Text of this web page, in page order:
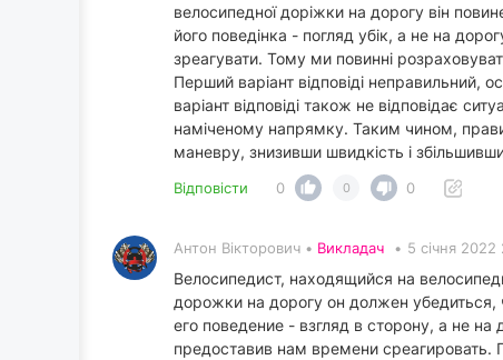
велосипедної доріжки на дорогу він
його поведінка - погляд убік, а не на
зреагувати. Тому ми повинні
Перший варіант відповіді неправильний,
варіант відповіді також не відповідає
наміченому напрямку. Таким чином,
маневру, знизивши швидкість і збільшивши
Відповісти 0 0 0
Антон Вікторович • Викладач • 5 січня 2022
Велосипедист, находящийся на
дорожки на дорогу он должен
его поведение - взгляд в сторону, а не
предоставив нам времени